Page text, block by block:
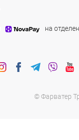
на
© Фарватер